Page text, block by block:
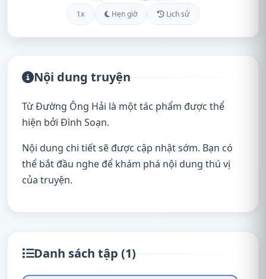
1x Hẹn giờ Lịch sử
Nội dung truyện
Từ Đường Ông Hải là một tác phẩm được thể
hiện bởi Đình Soạn.
Nội dung chi tiết sẽ được cập nhật sớm. Bạn có
thể bắt đầu nghe để khám phá nội dung thú vị
của truyện.
Danh sách tập (1)